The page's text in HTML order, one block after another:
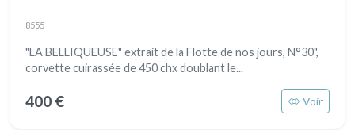
8555
"LA BELLIQUEUSE" extrait de la Flotte de nos jours, N°30",
corvette cuirassée de 450 chx doublant le...
400 € Voir